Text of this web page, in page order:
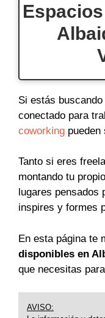
Si estás
conectado para
coworking pueden
Tanto si eres
montando tu
lugares pensados
inspires y formes
En esta página te
disponibles en
que necesitas
AVISO: